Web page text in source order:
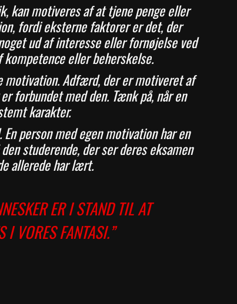
kan motiveres af at tjene penge eller
fordi eksterne faktorer er det, der
ud af interesse eller fornøjelse ved
eller beherskelse.
motivation. Adfærd, der er motiveret af
forbundet med den. Tænk på, når en
karakter.
person med egen motivation har en
studerende, der ser deres eksamen
allerede har lært.
ER I STAND TIL AT
I VORES FANTASI.”